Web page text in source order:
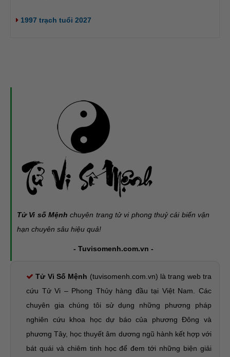
1997 trạch tuổi 2027
Tử Vi số Mệnh chuyên trang tử vi phong thuỷ cải biến vận
hạn chuyên sâu hiệu quả!
- Tuvisomenh.com.vn -
Tử Vi Số Mệnh (tuvisomenh.com.vn) là trang web tra
cứu Tử Vi – Phong Thủy hàng đầu tại Việt Nam. Các
chuyên gia chúng tôi sử dụng những phương pháp
nghiên cứu khoa học dự báo của phương Đông và
phương Tây, học thuyết âm dương ngũ hành kết hợp với
bát quái và chiêm tinh học để đem tới những biện giải